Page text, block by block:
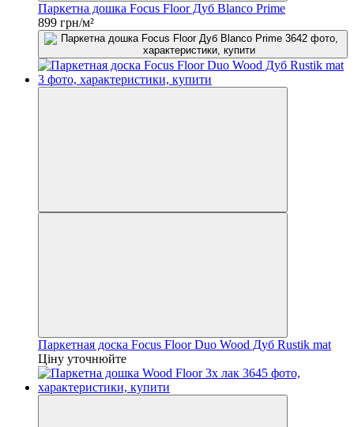
Паркетна дошка Focus Floor Дуб Blanco Prime
899 грн/м²
Паркетная доска Focus Floor Duo Wood Дуб Rustik mat
Ціну уточнюйте